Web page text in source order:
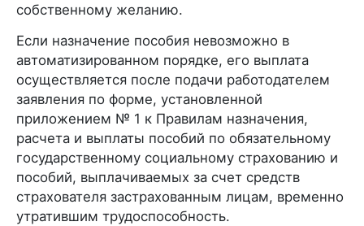
собственному желанию.
Если назначение пособия невозможно в
автоматизированном порядке, его выплата
осуществляется после подачи работодателем
заявления по форме, установленной
приложением № 1 к Правилам назначения,
расчета и выплаты пособий по обязательному
государственному социальному страхованию и
пособий, выплачиваемых за счет средств
страхователя застрахованным лицам, временно
утратившим трудоспособность.